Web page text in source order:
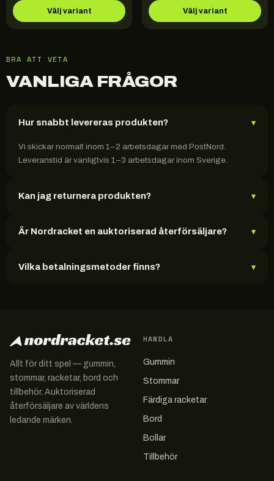
Välj variant Välj variant
BRA ATT VETA
VANLIGA FRÅGOR
Hur snabbt levereras produkten? ▾
Vi skickar normalt inom 1–2 arbetsdagar med PostNord.
Leveranstid är vanligtvis 1–3 arbetsdagar inom Sverige.
Kan jag returnera produkten? ▾
Är Nordracket en auktoriserad återförsäljare? ▾
Vilka betalningsmetoder finns? ▾
Allt för ditt spel — gummin,
stommar, racketar, bord och
tillbehör. Auktoriserad
återförsäljare av världens
ledande märken.
HANDLA
Gummin
Stommar
Färdiga racketar
Bord
Bollar
Tillbehör